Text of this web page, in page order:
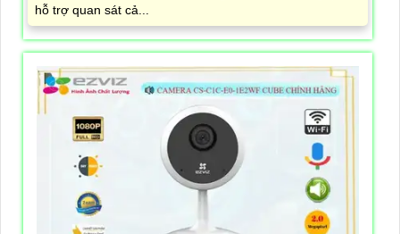
hỗ trợ quan sát cả...